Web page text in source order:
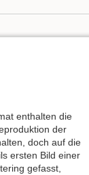
enthalten die
der
doch auf die
ersten Bild einer
gefasst,